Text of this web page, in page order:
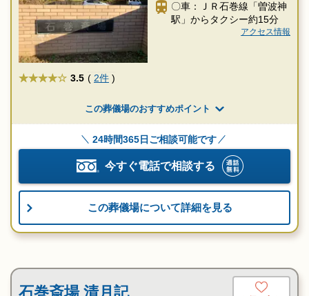
〇車：ＪＲ石巻線「曽波神
駅」からタクシー約15分
アクセス情報
★★★★ 3.5 ( 2件 )
この葬儀場のおすすめポイント
24時間365日ご相談可能です
今すぐ電話で相談する
この葬儀場について詳細を見る
石巻斎場 清月記